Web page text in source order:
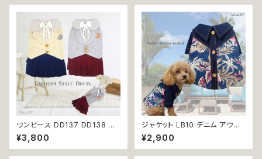
ワンピース DD137 DD138 ド
レス スカート 制服風 フォーマル
リボン ストライプ ドッグウェア
犬 猫 ペット 服 犬服 猫服 犬の
¥3,800
ジャケット LB10 デニム アウタ
ー ボタニカル 花柄 シャツ ステ
ッチ ヤシ 小型犬 犬 猫 ペット 服
犬服 返品交換不可
¥2,900